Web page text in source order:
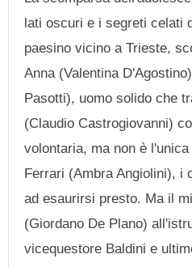
lati oscuri e i segreti celati
paesino vicino a Trieste,
Anna (Valentina
Pasotti), uomo solido che
(Claudio Castrogiovanni)
volontaria, ma non è
Ferrari (Ambra Angiolini), i
ad esaurirsi presto. Ma il
(Giordano De Plano)
vicequestore Baldini e